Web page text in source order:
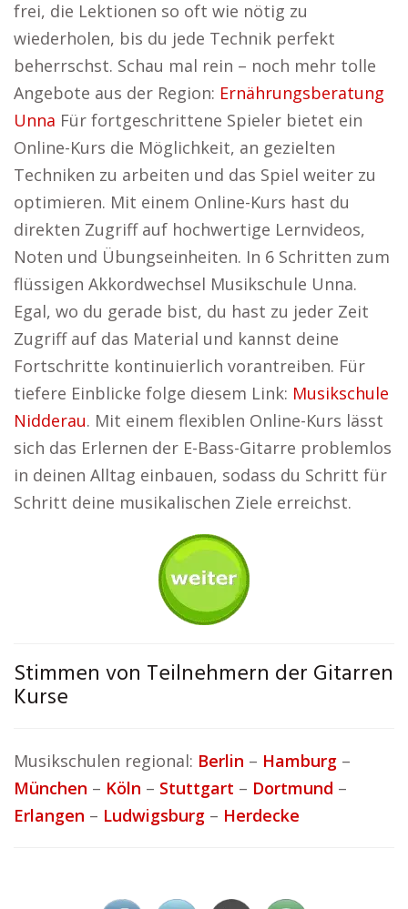
frei, die Lektionen so oft wie nötig zu
wiederholen, bis du jede Technik perfekt
beherrschst. Schau mal rein – noch mehr tolle
Angebote aus der Region: Ernährungsberatung
Unna Für fortgeschrittene Spieler bietet ein
Online-Kurs die Möglichkeit, an gezielten
Techniken zu arbeiten und das Spiel weiter zu
optimieren. Mit einem Online-Kurs hast du
direkten Zugriff auf hochwertige Lernvideos,
Noten und Übungseinheiten. In 6 Schritten zum
flüssigen Akkordwechsel Musikschule Unna.
Egal, wo du gerade bist, du hast zu jeder Zeit
Zugriff auf das Material und kannst deine
Fortschritte kontinuierlich vorantreiben. Für
tiefere Einblicke folge diesem Link: Musikschule
Nidderau. Mit einem flexiblen Online-Kurs lässt
sich das Erlernen der E-Bass-Gitarre problemlos
in deinen Alltag einbauen, sodass du Schritt für
Schritt deine musikalischen Ziele erreichst.
Stimmen von Teilnehmern der Gitarren
Kurse
Musikschulen regional: Berlin – Hamburg –
München – Köln – Stuttgart – Dortmund –
Erlangen – Ludwigsburg – Herdecke